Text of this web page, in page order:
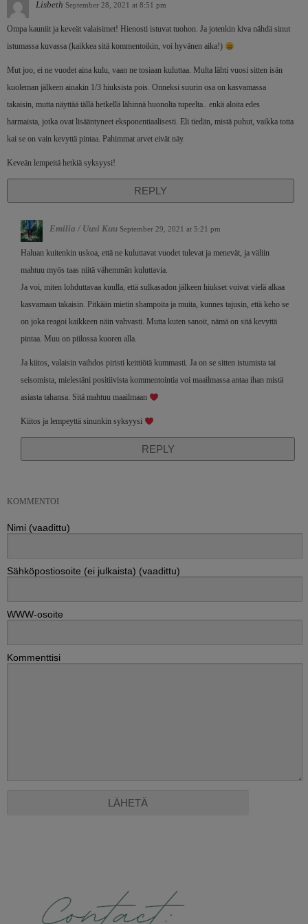
Lisbeth September 28, 2021 at 8:51 pm
Ompa kauniit ja keveät valaisimet! Hienosti istuvat tuohon. Ja jotenkin kiva nähdä sinut
istumassa kuvassa (kaikkea sitä kommentoikin, voi hyvänen aika!)
Mut joo, ei ne vuodet aina kulu, vaan ne tosiaan kuluttaa. Multa lähti vuosi sitten isän
kuoleman jälkeen ainakin 1/3 hiuksista pois. Onneksi suurin osa on kasvamassa
takaisin, mutta näyttää tällä hetkellä lähinnä huonolta tupeelta.. enkä aloita edes
harmaista, jotka ovat lisääntyneet eksponentiaalisesti. Eli tiedän, mistä puhut, vaikka totta
kai se on vain kevyttä pintaa. Pahimmat arvet eivät näy.
Keveän lempeitä hetkiä syksyysi!
REPLY
Emilia / Uusi Kuu September 29, 2021 at 5:21 pm
Haluan kuitenkin uskoa, että ne kuluttavat vuodet tulevat ja menevät, ja väliin
mahtuu myös taas niitä vähemmän kuluttavia.
Ja voi, miten lohduttavaa kuulla, että sulkasadon jälkeen hiukset voivat vielä alkaa
kasvamaan takaisin. Pitkään mietin shampoita ja muita, kunnes tajusin, että keho se
on joka reagoi kaikkeen näin vahvasti. Mutta kuten sanoit, nämä on sitä kevyttä
pintaa. Muu on piilossa kuoren alla.
Ja kiitos, valaisin vaihdos piristi keittiötä kummasti. Ja on se sitten istumista tai
seisomista, mielestäni positiivista kommentointia voi maailmassa antaa ihan mistä
asiasta tahansa. Sitä mahtuu maailmaan
Kiitos ja lempeyttä sinunkin syksyysi
REPLY
KOMMENTOI
Nimi (vaadittu)
Sähköpostiosoite (ei julkaista) (vaadittu)
WWW-osoite
Kommenttisi